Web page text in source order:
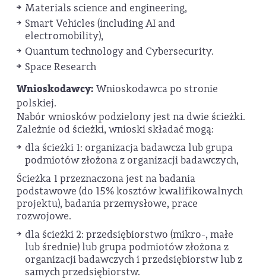
Materials science and engineering,
Smart Vehicles (including AI and
electromobility),
Quantum technology and Cybersecurity.
Space Research
Wnioskodawcy: Wnioskodawca po stronie
polskiej.
Nabór wniosków podzielony jest na dwie ścieżki.
Zależnie od ścieżki, wnioski składać mogą:
dla ścieżki 1: organizacja badawcza lub grupa
podmiotów złożona z organizacji badawczych,
Ścieżka 1 przeznaczona jest na badania
podstawowe (do 15% kosztów kwalifikowalnych
projektu), badania przemysłowe, prace
rozwojowe.
dla ścieżki 2: przedsiębiorstwo (mikro-, małe
lub średnie) lub grupa podmiotów złożona z
organizacji badawczych i przedsiębiorstw lub z
samych przedsiębiorstw.